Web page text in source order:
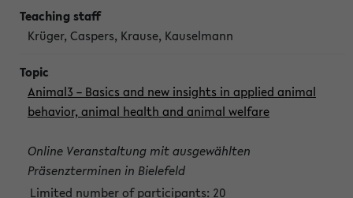
Krüger, Caspers, Krause, Kauselmann
Animal3 – Basics and new insights in applied animal
behavior, animal health and animal welfare
Online Veranstaltung mit ausgewählten
Präsenzterminen in Bielefeld
Limited number of participants: 20